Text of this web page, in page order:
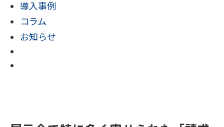
導入事例
コラム
お知らせ